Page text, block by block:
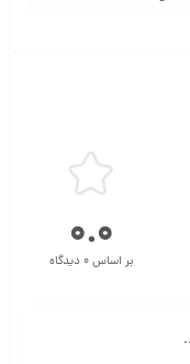
0.0
بر اساس 0 دیدگاه